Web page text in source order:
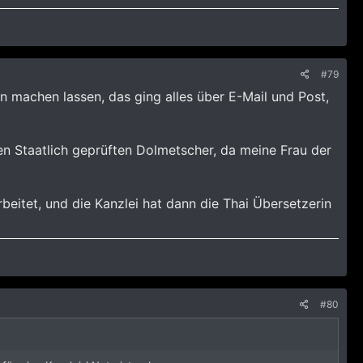
#79
lassen, das ging alles über E-Mail und Post,
Staatlich geprüften Dolmetscher, da meine Frau der
und die Kanzlei hat dann die Thai Übersetzerin
#80